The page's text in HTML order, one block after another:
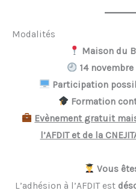
Modalités
Maison du
14
Participation
Formation
Evènement gratuit
l’AFDIT et de la
Vous
L’adhésion à l’AFDIT est